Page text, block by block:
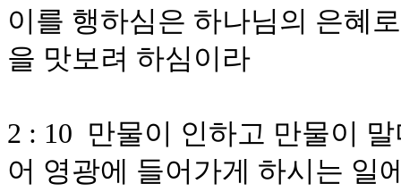
이를 행하심은 하나님의 은혜
을 맛보려 하심이라
2 : 10 만물이 인하고 만물이
어 영광에 들어가게 하시는 일